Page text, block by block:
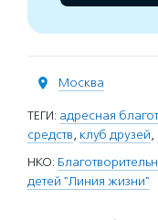
Москва
ТЕГИ: адресная
средств, клуб друзей,
НКО:
детей "Линия жизни"